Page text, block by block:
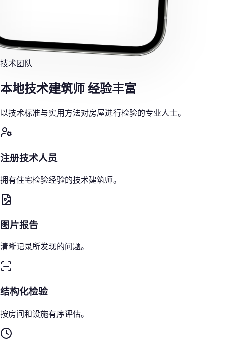
技术团队
本地技术建筑师 经验丰富
以技术标准与实用方法对房屋进行检验的专业人士。
注册技术人员
拥有住宅检验经验的技术建筑师。
图片报告
清晰记录所发现的问题。
结构化检验
按房间和设施有序评估。